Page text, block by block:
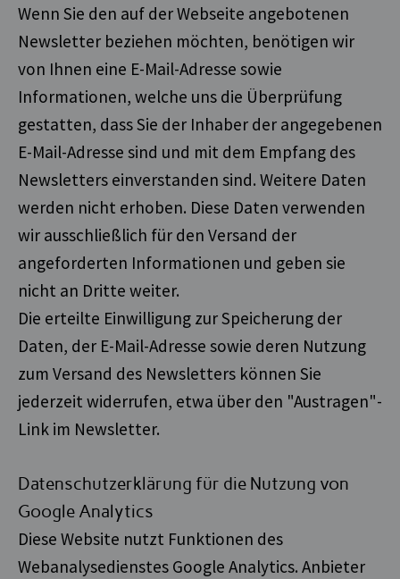
Wenn Sie den auf der Webseite angebotenen
Newsletter beziehen möchten, benötigen wir
von Ihnen eine E-Mail-Adresse sowie
Informationen, welche uns die Überprüfung
gestatten, dass Sie der Inhaber der angegebenen
E-Mail-Adresse sind und mit dem Empfang des
Newsletters einverstanden sind. Weitere Daten
werden nicht erhoben. Diese Daten verwenden
wir ausschließlich für den Versand der
angeforderten Informationen und geben sie
nicht an Dritte weiter.
Die erteilte Einwilligung zur Speicherung der
Daten, der E-Mail-Adresse sowie deren Nutzung
zum Versand des Newsletters können Sie
jederzeit widerrufen, etwa über den "Austragen"-
Link im Newsletter.
Datenschutzerklärung für die Nutzung von
Google Analytics
Diese Website nutzt Funktionen des
Webanalysedienstes Google Analytics. Anbieter